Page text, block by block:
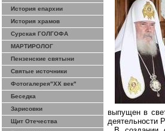
История епархии
История храмов
Сурская ГОЛГОФА
МАРТИРОЛОГ
Пензенские святыни
Святые источники
Фотогалерея"ХХ век"
Беседка
Зарисовки
Щит Отечества
выпущен в
деятельности